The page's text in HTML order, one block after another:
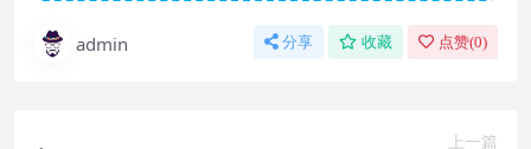
admin 分享 收藏 点赞(0)
上一篇